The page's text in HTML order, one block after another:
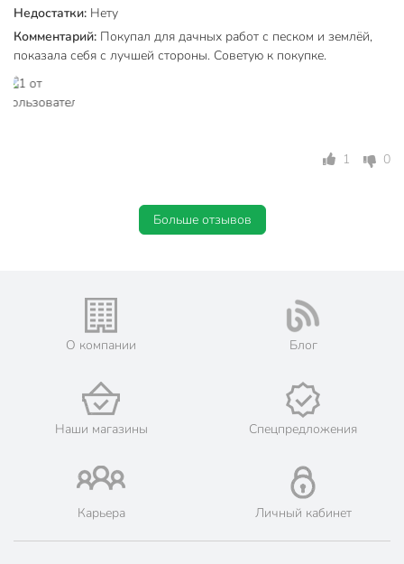
Недостатки: Нету
Комментарий: Покупал для дачных работ с песком и землëй,
показала себя с лучшей стороны. Советую к покупке.
1 0
Больше отзывов
О компании Блог
Наши магазины Спецпредложения
Карьера Личный кабинет